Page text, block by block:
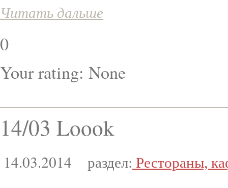
Читать дальше
0
Your rating: None
14/03 Loook
14.03.2014 раздел: Рестораны,